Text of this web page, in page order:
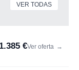
VER TODAS
1.385 €Ver oferta →